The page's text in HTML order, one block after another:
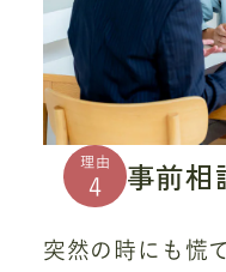
理由
4 事前相
突然の時にも慌